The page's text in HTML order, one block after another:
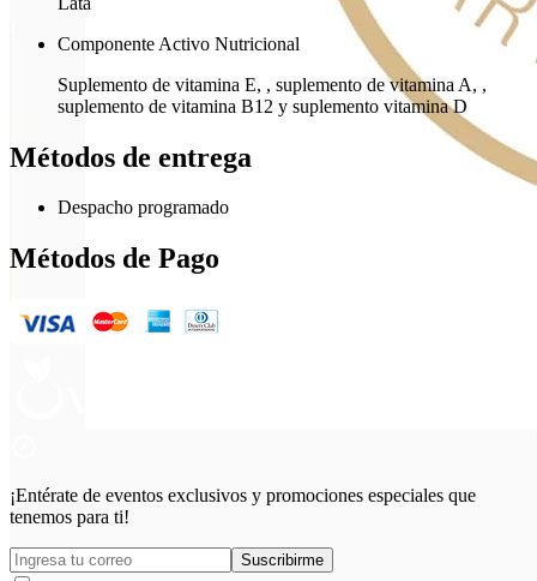
Componente Activo Nutricional
Suplemento de vitamina E, , suplemento de vitamina A, ,
suplemento de vitamina B12 y suplemento vitamina D
Métodos de entrega
Despacho programado
Métodos de Pago
¡Entérate de eventos exclusivos y promociones especiales que
tenemos para ti!
Suscribirme